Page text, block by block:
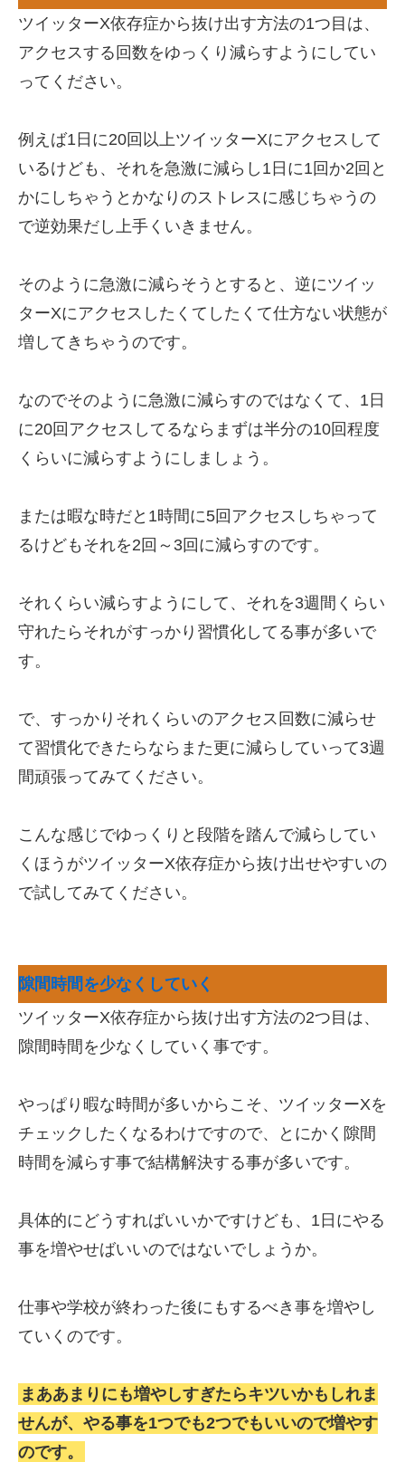
ツイッターX依存症から抜け出す方法の1つ目は、
アクセスする回数をゆっくり減らすようにしてい
ってください。
例えば1日に20回以上ツイッターXにアクセスして
いるけども、それを急激に減らし1日に1回か2回と
かにしちゃうとかなりのストレスに感じちゃうの
で逆効果だし上手くいきません。
そのように急激に減らそうとすると、逆にツイッ
ターXにアクセスしたくてしたくて仕方ない状態が
増してきちゃうのです。
なのでそのように急激に減らすのではなくて、1日
に20回アクセスしてるならまずは半分の10回程度
くらいに減らすようにしましょう。
または暇な時だと1時間に5回アクセスしちゃって
るけどもそれを2回～3回に減らすのです。
それくらい減らすようにして、それを3週間くらい
守れたらそれがすっかり習慣化してる事が多いで
す。
で、すっかりそれくらいのアクセス回数に減らせ
て習慣化できたらならまた更に減らしていって3週
間頑張ってみてください。
こんな感じでゆっくりと段階を踏んで減らしてい
くほうがツイッターX依存症から抜け出せやすいの
で試してみてください。
隙間時間を少なくしていく
ツイッターX依存症から抜け出す方法の2つ目は、
隙間時間を少なくしていく事です。
やっぱり暇な時間が多いからこそ、ツイッターXを
チェックしたくなるわけですので、とにかく隙間
時間を減らす事で結構解決する事が多いです。
具体的にどうすればいいかですけども、1日にやる
事を増やせばいいのではないでしょうか。
仕事や学校が終わった後にもするべき事を増やし
ていくのです。
まああまりにも増やしすぎたらキツいかもしれま
せんが、やる事を1つでも2つでもいいので増やす
のです。